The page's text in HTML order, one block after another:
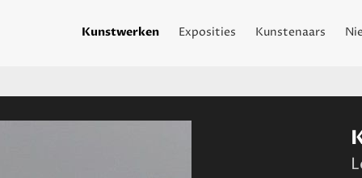
Kunstwerken Exposities Kunstenaars